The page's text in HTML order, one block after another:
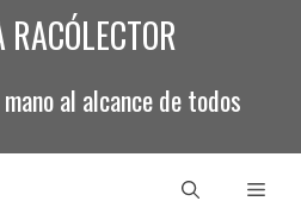
al alcance de todos